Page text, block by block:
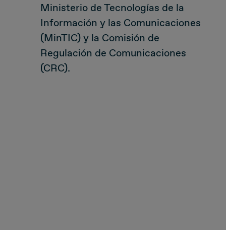
Market Strategy & Screening Analysis
Performance Transformation
Ministerio de Tecnologías de la
Información y las Comunicaciones
(MinTIC) y la Comisión de
Regulación de Comunicaciones
(CRC).